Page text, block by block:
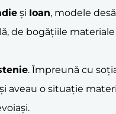
și Ioan, modele
de bogățiile materiale
. Împreună cu
aveau o situație